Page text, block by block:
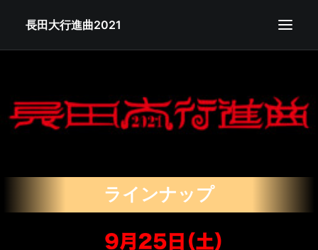
長田大行進曲2021
チケット
ラインナップ
グッズ
ラインナップ